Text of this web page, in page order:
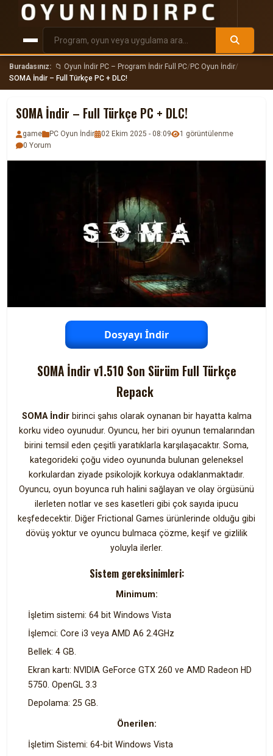
Buradasınız: 📁 Oyun İndir PC – Program İndir Full PC/PC Oyun İndir/
SOMA İndir – Full Türkçe PC + DLC!
SOMA İndir – Full Türkçe PC + DLC!
game PC Oyun İndir 02 Ekim 2025 - 08:09
1 görüntülenme
0 Yorum
Dosyayı İndir
SOMA İndir v1.510 Son Sürüm Full Türkçe
Repack
SOMA İndirbirinci şahıs olarak oynanan bir hayatta kalma
korku video oyunudur. Oyuncu, her biri oyunun temalarından
birini temsil eden çeşitli yaratıklarla karşılaşacaktır. Soma,
kategorideki çoğu video oyununda bulunan geleneksel
korkulardan ziyade psikolojik korkuya odaklanmaktadır.
Oyuncu, oyun boyunca ruh halini sağlayan ve olay örgüsünü
ilerleten notlar ve ses kasetleri gibi çok sayıda ipucu
keşfedecektir. Diğer Frictional Games ürünlerinde olduğu gibi
dövüş yoktur ve oyuncu bulmaca çözme, keşif ve gizlilik
yoluyla ilerler.
Sistem gereksinimleri:
Minimum:
İşletim sistemi: 64 bit Windows Vista
İşlemci: Core i3 veya AMD A6 2.4GHz
Bellek: 4 GB.
Ekran kartı: NVIDIA GeForce GTX 260 ve AMD Radeon HD
5750. OpenGL 3.3
Depolama: 25 GB.
Önerilen:
İşletim Sistemi: 64-bit Windows Vista